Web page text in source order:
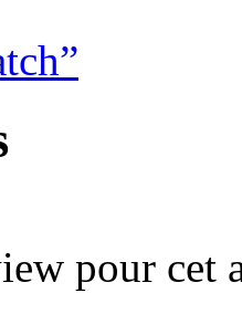
pour cet